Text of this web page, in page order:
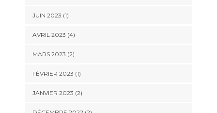
JUIN 2023 (1)
AVRIL 2023 (4)
MARS 2023 (2)
FÉVRIER 2023 (1)
JANVIER 2023 (2)